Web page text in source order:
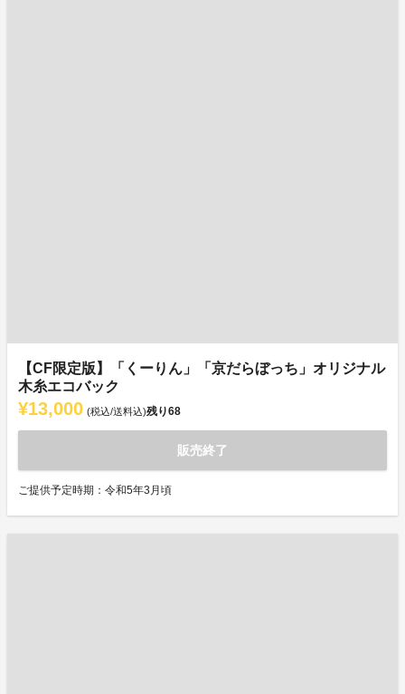
【CF限定版】「くーりん」「京だらぼっち」オリジナル
木糸エコバック
¥13,000 (税込/送料込)残り68
販売終了
ご提供予定時期：令和5年3月頃